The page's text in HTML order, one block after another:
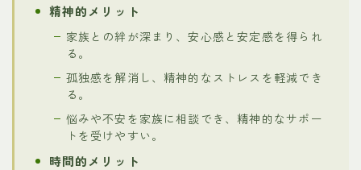
精神的メリット
家族との絆が深まり、安心感と安定感を得られ
る。
孤独感を解消し、精神的なストレスを軽減でき
る。
悩みや不安を家族に相談でき、精神的なサポー
トを受けやすい。
時間的メリット